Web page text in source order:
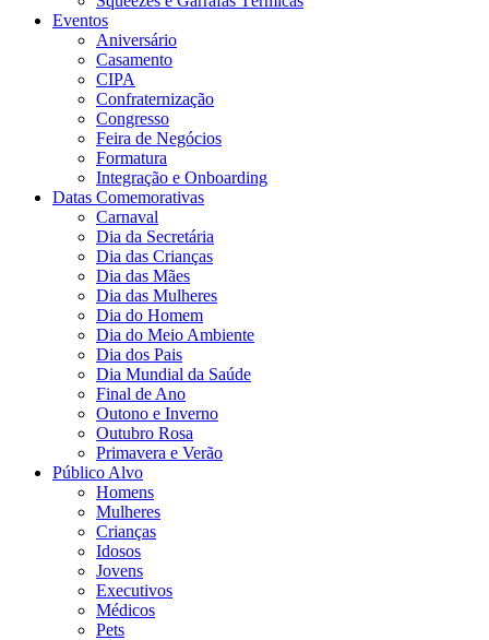
Eventos
Aniversário
Casamento
CIPA
Confraternização
Congresso
Feira de Negócios
Formatura
Integração e Onboarding
Datas Comemorativas
Carnaval
Dia da Secretária
Dia das Crianças
Dia das Mães
Dia das Mulheres
Dia do Homem
Dia do Meio Ambiente
Dia dos Pais
Dia Mundial da Saúde
Final de Ano
Outono e Inverno
Outubro Rosa
Primavera e Verão
Público Alvo
Homens
Mulheres
Crianças
Idosos
Jovens
Executivos
Médicos
Pets